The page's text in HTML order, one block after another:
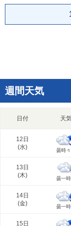
週間天気
日付 天
12日
(水) 曇時
13日
(木) 曇一
14日
(金) 曇一
15日